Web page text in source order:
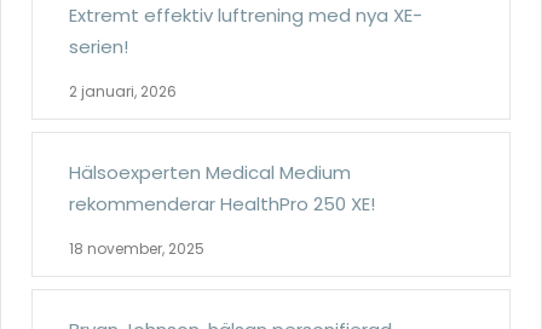
Extremt effektiv luftrening med nya XE-
serien!
2 januari, 2026
Hälsoexperten Medical Medium
rekommenderar HealthPro 250 XE!
18 november, 2025